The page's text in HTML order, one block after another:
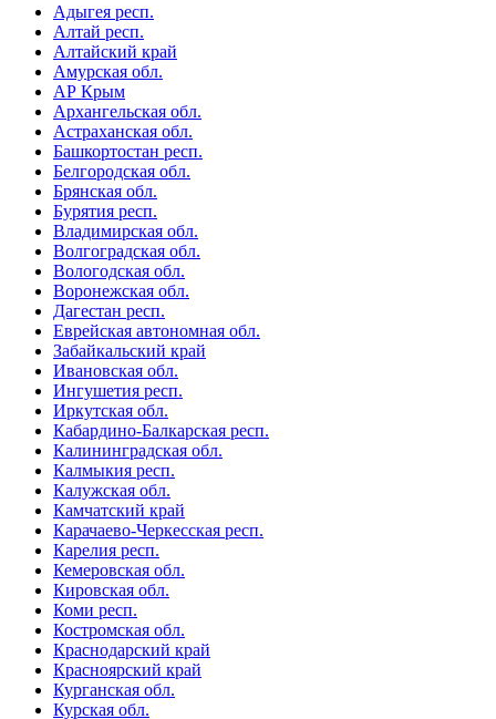
Адыгея респ.
Алтай респ.
Алтайский край
Амурская обл.
АР Крым
Архангельская обл.
Астраханская обл.
Башкортостан респ.
Белгородская обл.
Брянская обл.
Бурятия респ.
Владимирская обл.
Волгоградская обл.
Вологодская обл.
Воронежская обл.
Дагестан респ.
Еврейская автономная обл.
Забайкальский край
Ивановская обл.
Ингушетия респ.
Иркутская обл.
Кабардино-Балкарская респ.
Калининградская обл.
Калмыкия респ.
Калужская обл.
Камчатский край
Карачаево-Черкесская респ.
Карелия респ.
Кемеровская обл.
Кировская обл.
Коми респ.
Костромская обл.
Краснодарский край
Красноярский край
Курганская обл.
Курская обл.